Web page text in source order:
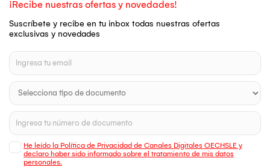
¡Recibe nuestras ofertas y novedades!
Suscríbete y recibe en tu inbox todas nuestras ofertas
exclusivas y novedades
He leído la Política de Privacidad de Canales Digitales OECHSLE y
declaro haber sido informado sobre el tratamiento de mis datos
personales.